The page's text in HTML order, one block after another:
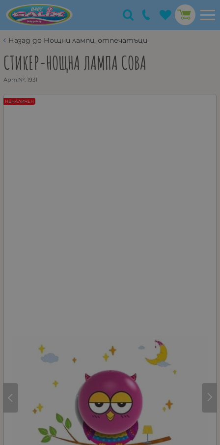
Назад до Нощни лампи, отпечатъци
СТИКЕР-НОЩНА ЛАМПА СОВА
Арт.№: 1931
НЕНАЛИЧЕН